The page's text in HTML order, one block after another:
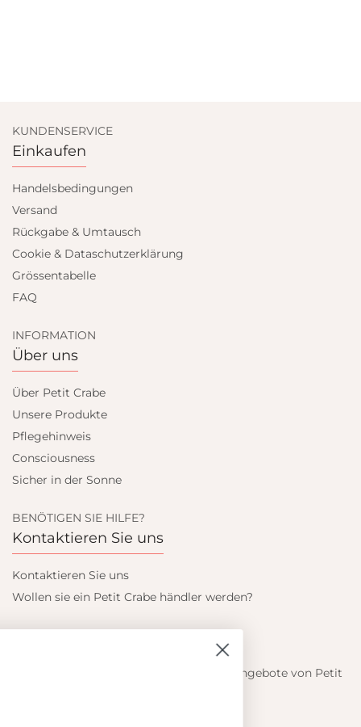
KUNDENSERVICE
Einkaufen
Handelsbedingungen
Versand
Rückgabe & Umtausch
Cookie & Dataschutzerklärung
Grössentabelle
FAQ
INFORMATION
Über uns
Über Petit Crabe
Unsere Produkte
Pflegehinweis
Consciousness
Sicher in der Sonne
BENÖTIGEN SIE HILFE?
Kontaktieren Sie uns
Kontaktieren Sie uns
Wollen sie ein Petit Crabe händler werden?
Informieren Sie sich über die neuesten Angebote von Petit